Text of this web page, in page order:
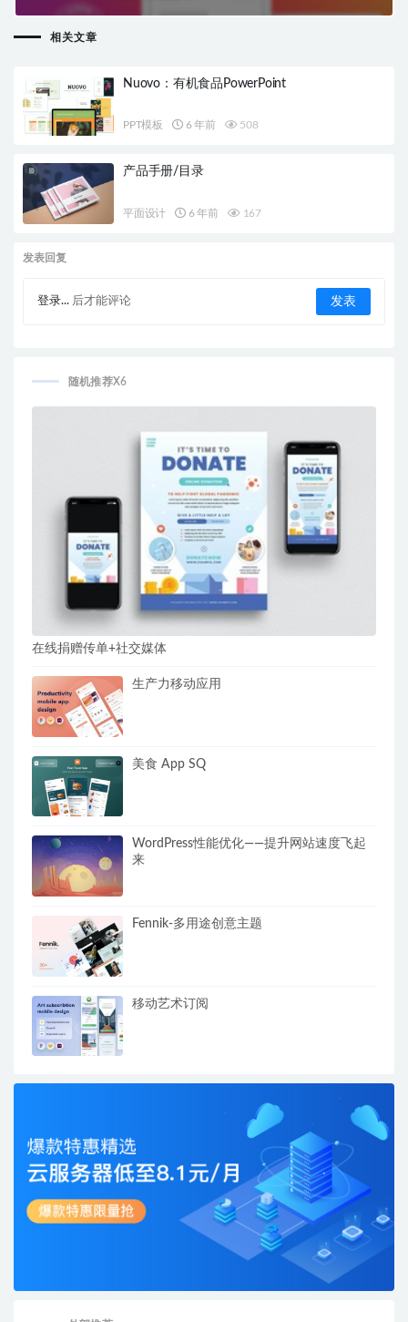
相关文章
Nuovo：有机食品PowerPoint
PPT模板 6 年前 508
产品手册/目录
平面设计 6 年前 167
发表回复
登录... 后才能评论
随机推荐X6
在线捐赠传单+社交媒体
生产力移动应用
美食 App SQ
WordPress性能优化——提升网站速度飞起
来
Fennik-多用途创意主题
移动艺术订阅